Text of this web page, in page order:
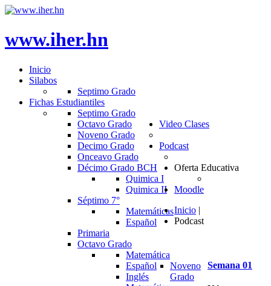
www.iher.hn
Inicio
Silabos
Septimo Grado
Fichas Estudiantiles
Septimo Grado
Octavo Grado
Noveno Grado
Decimo Grado
Onceavo Grado
Video Clases
Décimo Grado BCH
Quimica I
Quimica II
Séptimo 7°
Matemáticas
Español
Podcast
Primaria
Octavo Grado
Matemática
Español
Inglés
Noveno
Grado
Oferta Educativa
Moodle
Inicio |
Podcast
Semana 01